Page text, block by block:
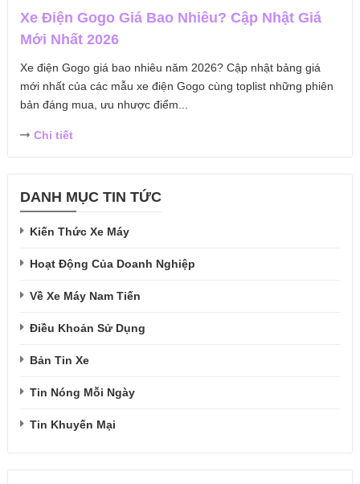
Xe Điện Gogo Giá Bao Nhiêu? Cập Nhật Giá
Mới Nhất 2026
Xe điện Gogo giá bao nhiêu năm 2026? Cập nhật bảng giá
mới nhất của các mẫu xe điện Gogo cùng toplist những phiên
bản đáng mua, ưu nhược điểm...
Chi tiết
DANH MỤC TIN TỨC
Kiến Thức Xe Máy
Hoạt Động Của Doanh Nghiệp
Về Xe Máy Nam Tiến
Điều Khoản Sử Dụng
Bản Tin Xe
Tin Nóng Mỗi Ngày
Tin Khuyến Mại